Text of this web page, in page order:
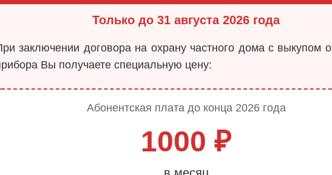
Только до 31 августа 2026 года
заключении договора на охрану частного дома с выкупом
Вы получаете специальную цену:
Абонентская плата до конца 2026 года
1000 ₽